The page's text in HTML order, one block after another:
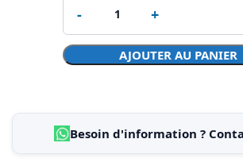
AJOUTER AU PANIER
Besoin d'information ?